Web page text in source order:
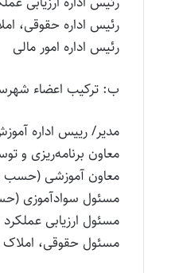
رئیس اداره حقوقی،
رئیس اداره امور مالی
ب: ترکیب اعضاء
مدیر/ رییس اداره
معاون برنامه‌ریزی و
معاون آموزشی (حسب
مسئول سوادآموزی
مسئول ارزیابی
مسئول حقوقی،